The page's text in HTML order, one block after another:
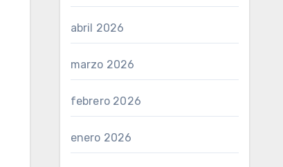
abril 2026
marzo 2026
febrero 2026
enero 2026